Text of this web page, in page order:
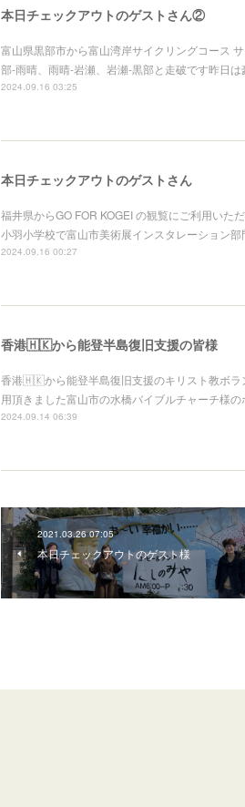
本日チェックアウトのゲストさん②
富山県黒部市から富山湾岸サイクリングコース
部-雨晴、雨晴-岩瀬、岩瀬-黒部と走破です昨日
2024.09.16 03:25
本日チェックアウトのゲストさん
福井県からGO FOR KOGEI の観覧にご利用いた
小羽小学校で富山市美術展インスタレーション
2024.09.16 00:27
香港🇭🇰から能登半島復旧支援の皆様
香港🇭🇰から能登半島復旧支援のキリスト教ボラ
用頂きました富山市の水橋バイブルチャーチ様
2024.09.14 06:39
2021.03.26 07:05
本日チェックアウトのゲスト様